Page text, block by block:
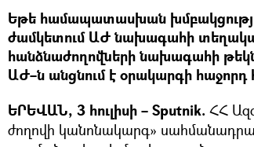
Եթե համապատասխան
ժամկետում ԱԺ նախագահի
հանձնաժողովների նախագահի
ԱԺ–ն անցնում է օրակարգի հաջորդ
ԵՐԵՎԱՆ, 3 հուլիսի – Sputnik. ՀՀ
ժողովի կանոնակարգ»